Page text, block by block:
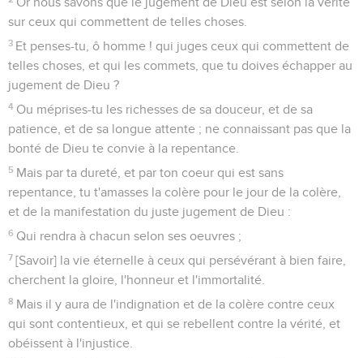
sur ceux qui commettent de telles choses.
3 Et penses-tu, ô homme ! qui juges ceux qui commettent de
telles choses, et qui les commets, que tu doives échapper au
jugement de Dieu ?
4 Ou méprises-tu les richesses de sa douceur, et de sa
patience, et de sa longue attente ; ne connaissant pas que la
bonté de Dieu te convie à la repentance.
5 Mais par ta dureté, et par ton coeur qui est sans
repentance, tu t'amasses la colère pour le jour de la colère,
et de la manifestation du juste jugement de Dieu :
6 Qui rendra à chacun selon ses oeuvres ;
7 [Savoir] la vie éternelle à ceux qui persévérant à bien faire,
cherchent la gloire, l'honneur et l'immortalité.
8 Mais il y aura de l'indignation et de la colère contre ceux
qui sont contentieux, et qui se rebellent contre la vérité, et
obéissent à l'injustice.